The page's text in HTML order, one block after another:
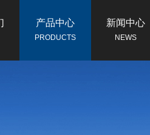
产品中心
PRODUCTS
新闻中心
NEWS